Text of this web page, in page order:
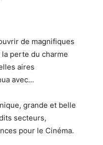
de magnifiques
perte du charme
aires
avec…
grande et belle
secteurs,
pour le Cinéma.